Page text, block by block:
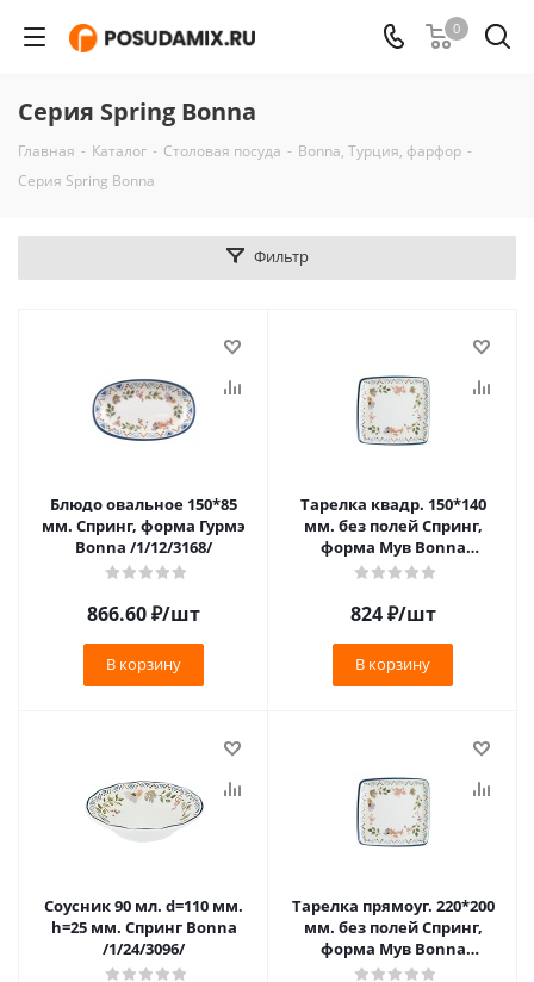
0
Серия Spring Bonna
Главная - Каталог - Столовая посуда - Bonna, Турция, фарфор -
Серия Spring Bonna
Фильтр
Блюдо овальное 150*85
мм. Спринг, форма Гурмэ
Bonna /1/12/3168/
866.60₽/шт
В корзину
Тарелка квадр. 150*140
мм. без полей Спринг,
форма Мув Bonna
/1/12/2268/
824₽/шт
В корзину
Соусник 90 мл. d=110 мм.
h=25 мм. Спринг Bonna
/1/24/3096/
Тарелка прямоуг. 220*200
мм. без полей Спринг,
форма Мув Bonna
/1/12/1200/